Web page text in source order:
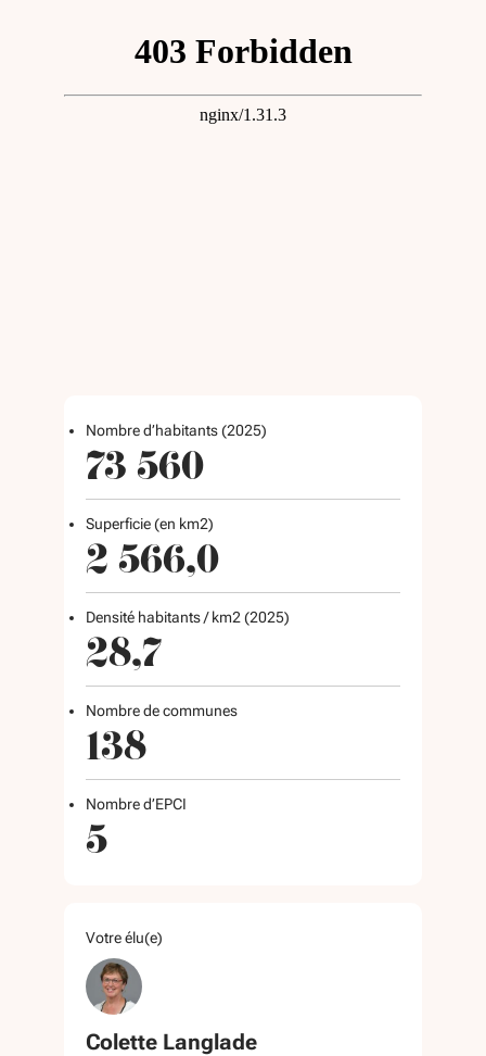
Nombre d’habitants (2025)
73 560
Superficie (en km2)
2 566,0
Densité habitants / km2 (2025)
28,7
Nombre de communes
138
Nombre d’EPCI
5
Votre élu(e)
Colette Langlade